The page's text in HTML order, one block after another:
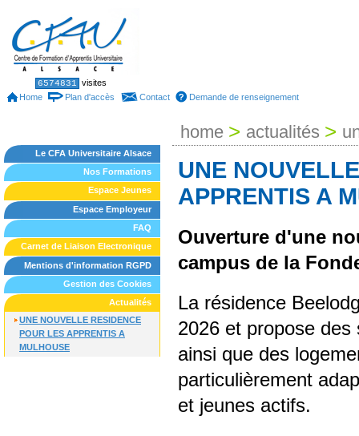
content.
Skip
navigation
6574831 visites
Home
Plan d'accès Contact Demande de renseignement
Le CFA Universitaire Alsace
Nos Formations
Espace Jeunes
Espace Employeur
FAQ
Carnet de Liaison Electronique
Mentions d'information RGPD
Gestion des Cookies
Actualités
UNE NOUVELLE RESIDENCE
POUR LES APPRENTIS A
MULHOUSE
home > actualités >
UNE
APPRENTIS A
Ouverture d'une
campus de la
La résidence
2026 et propose
ainsi que des
particulièrement
et jeunes actifs.